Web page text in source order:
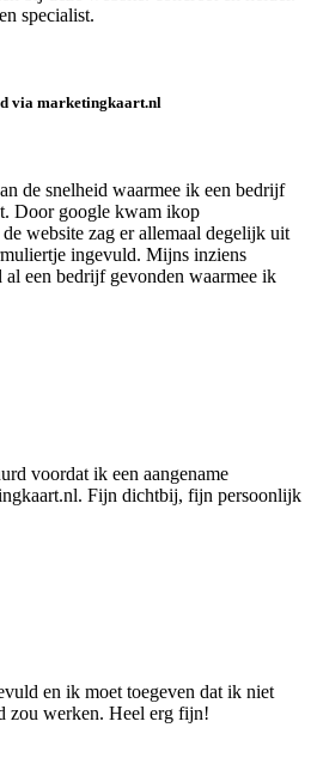
specialist.
via marketingkaart.nl
de snelheid waarmee ik een bedrijf
Door google kwam ikop
website zag er allemaal degelijk uit
ingevuld. Mijns inziens
een bedrijf gevonden waarmee ik
voordat ik een aangename
Fijn dichtbij, fijn persoonlijk
en ik moet toegeven dat ik niet
zou werken. Heel erg fijn!